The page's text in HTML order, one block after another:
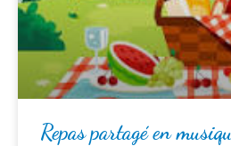
Repas partagé en